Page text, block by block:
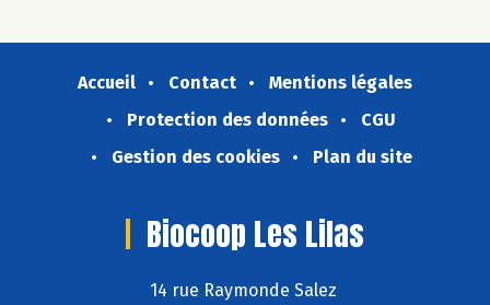
Accueil Contact
Mentions légales
Protection des données
CGU
Gestion des cookies
Plan du site
Biocoop Les Lilas
14 rue Raymonde Salez